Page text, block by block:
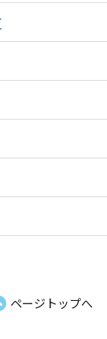
ページトップへ